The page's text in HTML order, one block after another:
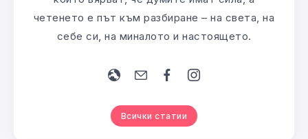
четенето е път към разбиране – на света, на
себе си, на миналото и настоящето.
Всички статии